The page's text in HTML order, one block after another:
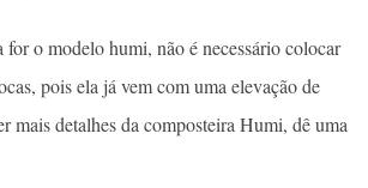
for o modelo humi, não é necessário colocar
pois ela já vem com uma elevação de
mais detalhes da composteira Humi, dê uma